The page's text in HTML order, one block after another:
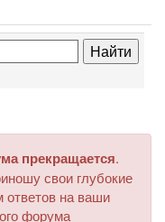
прекращается.
свои глубокие
ответов на ваши
форума